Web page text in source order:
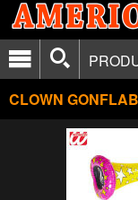
CLOWN